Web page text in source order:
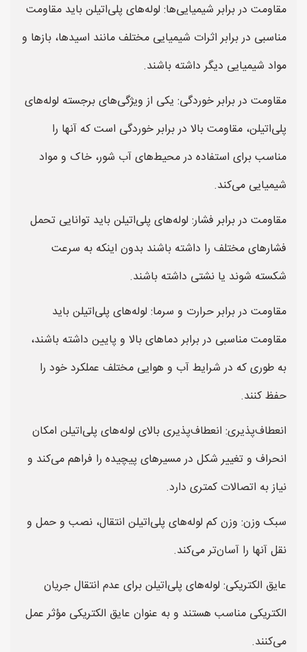
مقاومت در برابر شیمیایی‌ها: لوله‌های پلی‌اتیلن باید مقاومت
مناسبی در برابر اثرات شیمیایی مختلف مانند اسیدها، بازها و
مواد شیمیایی دیگر داشته باشند.
مقاومت در برابر خوردگی: یکی از ویژگی‌های برجسته لوله‌های
پلی‌اتیلن، مقاومت بالا در برابر خوردگی است که آنها را
مناسب برای استفاده در محیط‌های آب شور، خاک و مواد
شیمیایی می‌کند.
مقاومت در برابر فشار: لوله‌های پلی‌اتیلن باید توانایی تحمل
فشارهای مختلف را داشته باشند بدون اینکه به سرعت
شکسته شوند یا نشتی داشته باشند.
مقاومت در برابر حرارت و سرما: لوله‌های پلی‌اتیلن باید
مقاومت مناسبی در برابر دماهای بالا و پایین داشته باشند،
به طوری که در شرایط آب و هوایی مختلف عملکرد خود را
حفظ کنند.
انعطاف‌پذیری: انعطاف‌پذیری بالای لوله‌های پلی‌اتیلن امکان
انحراف و تغییر شکل در مسیرهای پیچیده را فراهم می‌کند و
نیاز به اتصالات کمتری دارد.
سبک وزن: وزن کم لوله‌های پلی‌اتیلن انتقال، نصب و حمل و
نقل آنها را آسان‌تر می‌کند.
عایق الکتریکی: لوله‌های پلی‌اتیلن برای عدم انتقال جریان
الکتریکی مناسب هستند و به عنوان عایق الکتریکی مؤثر عمل
می‌کنند.